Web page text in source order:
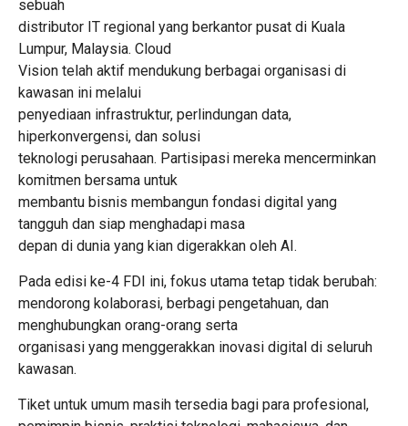
sebuah
distributor IT regional yang berkantor pusat di Kuala
Lumpur, Malaysia. Cloud
Vision telah aktif mendukung berbagai organisasi di
kawasan ini melalui
penyediaan infrastruktur, perlindungan data,
hiperkonvergensi, dan solusi
teknologi perusahaan. Partisipasi mereka mencerminkan
komitmen bersama untuk
membantu bisnis membangun fondasi digital yang
tangguh dan siap menghadapi masa
depan di dunia yang kian digerakkan oleh AI.
Pada edisi ke-4 FDI ini, fokus utama tetap tidak berubah:
mendorong kolaborasi, berbagi pengetahuan, dan
menghubungkan orang-orang serta
organisasi yang menggerakkan inovasi digital di seluruh
kawasan.
Tiket untuk umum masih tersedia bagi para profesional,